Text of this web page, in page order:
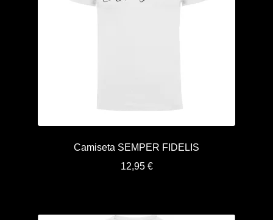
Camiseta SEMPER FIDELIS
12,95 €